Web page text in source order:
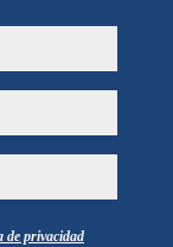
de privacidad